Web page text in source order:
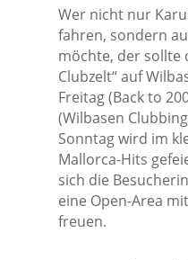
Wer nicht nur
fahren, sondern
möchte, der sollte
Clubzelt“ auf
Freitag (Back to
(Wilbasen
Sonntag wird im
Mallorca-Hits
sich die
eine Open-Area
freuen.